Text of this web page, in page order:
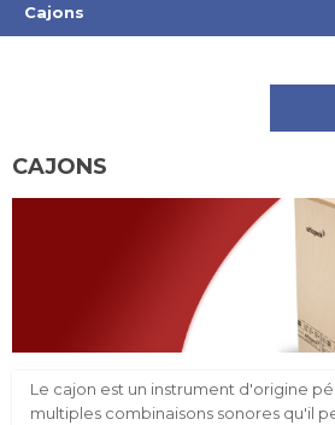
Cajons
CAJONS
Le cajon est un instrument d'origine
multiples combinaisons sonores qu'il